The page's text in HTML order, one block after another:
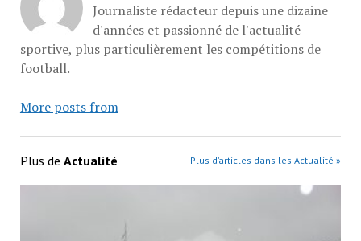
Journaliste rédacteur depuis une dizaine
d'années et passionné de l'actualité
sportive, plus particulièrement les compétitions de
football.
More posts from
Plus de Actualité Plus d’articles dans les Actualité »